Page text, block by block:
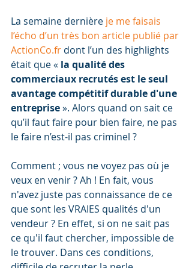
La semaine dernière je me faisais
l’écho d’un très bon article publié par
ActionCo.fr dont l’un des highlights
était que « la qualité des
commerciaux recrutés est le seul
avantage compétitif durable d'une
entreprise ». Alors quand on sait ce
qu’il faut faire pour bien faire, ne pas
le faire n’est-il pas criminel ?
Comment ; vous ne voyez pas où je
veux en venir ? Ah ! En fait, vous
n'avez juste pas connaissance de ce
que sont les VRAIES qualités d'un
vendeur ? En effet, si on ne sait pas
ce qu'il faut chercher, impossible de
le trouver. Dans ces conditions,